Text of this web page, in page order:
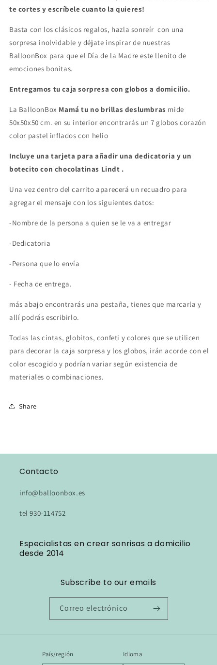
te cortes y escríbele cuanto la quieres!
Basta con los clásicos regalos, hazla sonreír con una
sorpresa inolvidable y déjate inspirar de nuestras
BalloonBox para que el Día de la Madre este llenito de
emociones bonitas.
Entregamos tu caja sorpresa con globos a domicilio.
La BalloonBox Mamá tu no brillas deslumbras mide
50x50x50 cm. en su interior encontrarás un 7 globos corazón
color pastel inflados con helio
Incluye una tarjeta para añadir una dedicatoria y un
botecito con chocolatinas Lindt .
Una vez dentro del carrito aparecerá un recuadro para
agregar el mensaje con los siguientes datos:
-Nombre de la persona a quien se le va a entregar
-Dedicatoria
-Persona que lo envía
- Fecha de entrega.
más abajo encontrarás una pestaña, tienes que marcarla y
allí podrás escribirlo.
Todas las cintas, globitos, confeti y colores que se utilicen
para decorar la caja sorpresa y los globos, irán acorde con el
color escogido y podrían variar según existencia de
materiales o combinaciones.
Share
Contacto
info@balloonbox.es
tel 930-114752
Especialistas en crear sonrisas a domicilio
desde 2014
Subscribe to our emails
Correo electrónico
País/región Idioma